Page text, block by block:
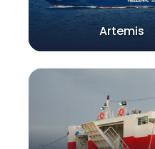
Artemis